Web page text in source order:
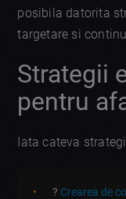
posibila datorita
targetare si
Strategii
pentru
Iata cateva
? Crearea de